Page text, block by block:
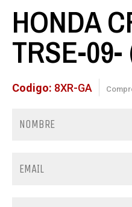
HONDA
TRSE-09-
Codigo: 8XR-GA